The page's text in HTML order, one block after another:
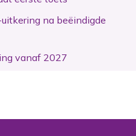
na beëindigde
vanaf 2027